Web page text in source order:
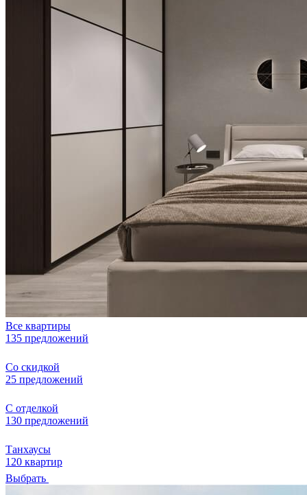
Все квартиры
135 предложений
Со скидкой
25 предложений
С отделкой
130 предложений
Танхаусы
120 квартир
Выбрать